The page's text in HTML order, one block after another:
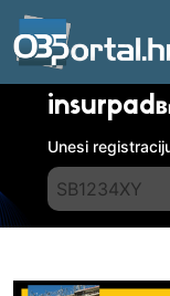
insurpad
Unesi